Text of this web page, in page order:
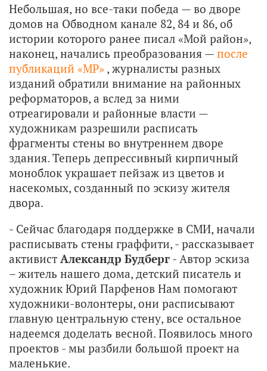
Небольшая, но все-таки победа — во дворе
домов на Обводном канале 82, 84 и 86, об
истории которого ранее писал «Мой район»,
наконец, начались преобразования — после
публикаций «МР» , журналисты разных
изданий обратили внимание на районных
реформаторов, а вслед за ними
отреагировали и районные власти —
художникам разрешили расписать
фрагменты стены во внутреннем дворе
здания. Теперь депрессивный кирпичный
моноблок украшает пейзаж из цветов и
насекомых, созданный по эскизу жителя
двора.
- Сейчас благодаря поддержке в СМИ, начали
расписывать стены граффити, - рассказывает
активист Александр Будберг - Автор эскиза
– житель нашего дома, детский писатель и
художник Юрий Парфенов Нам помогают
художники-волонтеры, они расписывают
главную центральную стену, все остальное
надеемся доделать весной. Появилось много
проектов - мы разбили большой проект на
маленькие.